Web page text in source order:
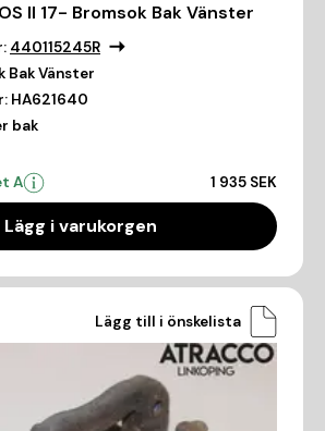
II 17- Bromsok Bak Vänster
440115245R
Bak Vänster
HA621640
bak
A 1 935 SEK
Lägg i varukorgen
Lägg till i önskelista